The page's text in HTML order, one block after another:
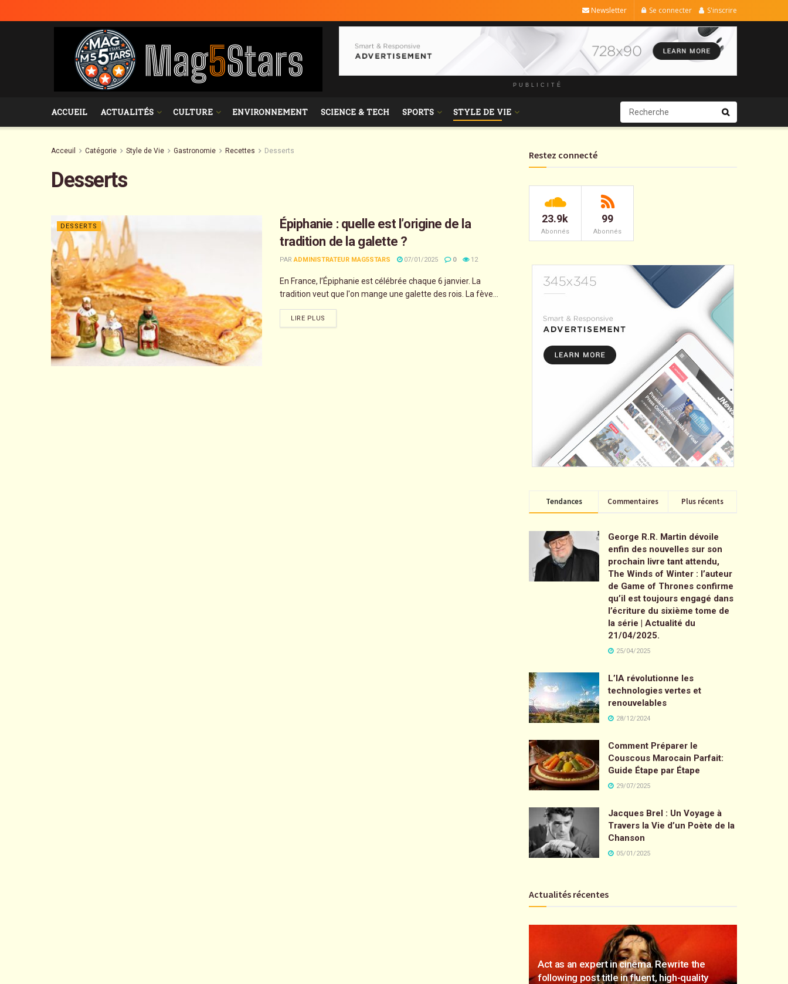
Newsletter Se connecter S'inscrire
PUBLICITÉ
ACCUEIL ACTUALITÉS CULTURE ENVIRONNEMENT SCIENCE & TECH SPORTS STYLE DE VIE
Acceuil Catégorie Style de Vie Gastronomie Recettes Desserts
Desserts
DESSERTS
Épiphanie : quelle est l’origine de la
tradition de la galette ?
PAR ADMINISTRATEUR MAG5STARS 07/01/2025 0 12
En France, l’Épiphanie est célébrée chaque 6 janvier. La
tradition veut que l'on mange une galette des rois. La fève...
LIRE PLUS
Restez connecté
23.9k
Abonnés
99
Abonnés
Tendances Commentaires Plus récents
George R.R. Martin dévoile
enfin des nouvelles sur son
prochain livre tant attendu,
The Winds of Winter : l’auteur
de Game of Thrones confirme
qu’il est toujours engagé dans
l’écriture du sixième tome de
la série | Actualité du
21/04/2025.
25/04/2025
L’IA révolutionne les
technologies vertes et
renouvelables
28/12/2024
Comment Préparer le
Couscous Marocain Parfait:
Guide Étape par Étape
29/07/2025
Jacques Brel : Un Voyage à
Travers la Vie d’un Poète de la
Chanson
05/01/2025
Actualités récentes
Act as an expert in cinema. Rewrite the
following post title in fluent, high-quality